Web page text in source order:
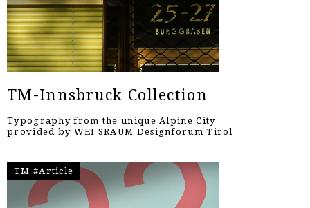
TM-Innsbruck Collection
Typography from the unique Alpine City
provided by WEI SRAUM Designforum Tirol
TM #Article